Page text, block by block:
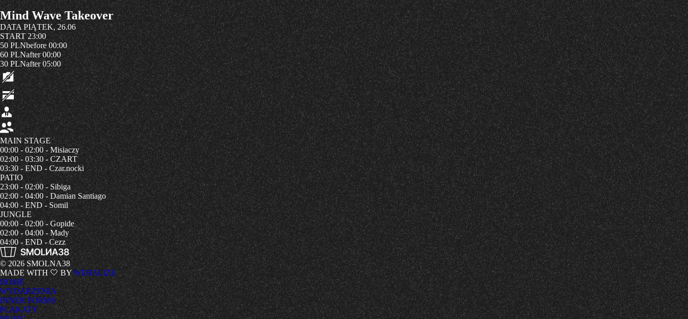
Mind Wave Takeover
DATA PIĄTEK, 26.06
START 23:00
50 PLNbefore 00:00
60 PLNafter 00:00
30 PLNafter 05:00
MAIN STAGE
00:00 - 02:00 - Misiaczy
02:00 - 03:30 - CZART
03:30 - END - Czar.nocki
PATIO
23:00 - 02:00 - Sibiga
02:00 - 04:00 - Damian Santiago
04:00 - END - Somil
JUNGLE
00:00 - 02:00 - Gopide
02:00 - 04:00 - Mady
04:00 - END - Cezz
© 2026 SMOLNA38
MADE WITH 🤍 BY WEBALIZE
HOME
WYDARZENIA
INNER FORMS
PLAKATY